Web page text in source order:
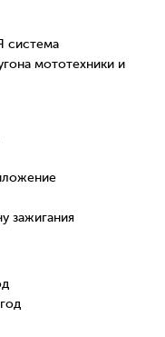
мототехники и
зажигания